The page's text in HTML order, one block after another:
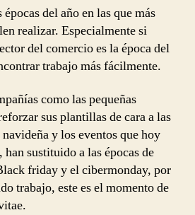
del año en las que más
realizar. Especialmente si
del comercio es la época del
trabajo más fácilmente.
como las pequeñas
sus plantillas de cara a las
y los eventos que hoy
han sustituido a las épocas de
friday y el cibermonday, por
trabajo, este es el momento de